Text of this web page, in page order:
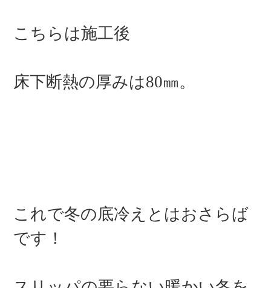
こちらは施工後
床下断熱の厚みは80㎜。
これで冬の底冷えとはおさらば
です！